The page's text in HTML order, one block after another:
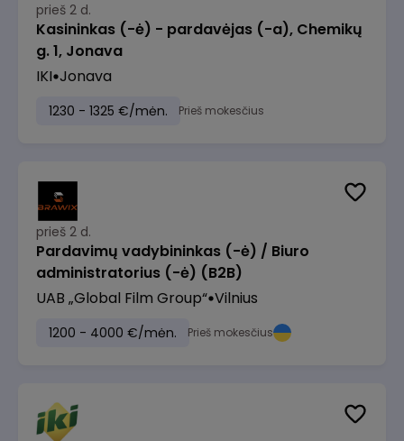
prieš 2 d.
Kasininkas (-ė) - pardavėjas (-a), Chemikų
g. 1, Jonava
IKI Jonava
1230 - 1325 €/mėn. Prieš mokesčius
prieš 2 d.
Pardavimų vadybininkas (-ė) / Biuro
administratorius (-ė) (B2B)
UAB „Global Film Group“ Vilnius
1200 - 4000 €/mėn. Prieš mokesčius